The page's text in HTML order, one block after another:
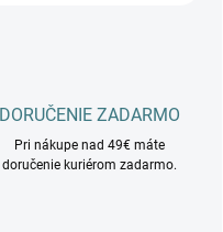
DORUČENIE ZADARMO
Pri nákupe nad 49€ máte
doručenie kuriérom zadarmo.